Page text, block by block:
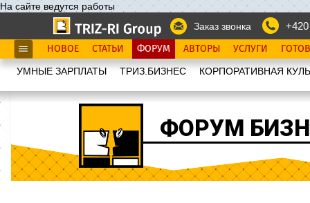
На сайте ведутся работы
Заказ звонка
НОВОЕ СТАТЬИ ФОРУМ АВТОРЫ УСЛУГИ
УМНЫЕ ЗАРПЛАТЫ ТРИЗ.БИЗНЕС КОРПОРАТИВНАЯ
ФОРУМ